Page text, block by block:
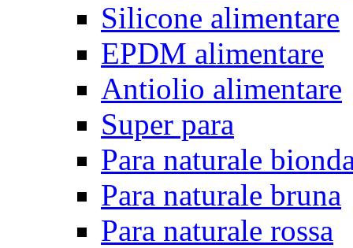
Silicone alimentare
EPDM alimentare
Antiolio alimentare
Super para
Para naturale
Para naturale bruna
Para naturale rossa